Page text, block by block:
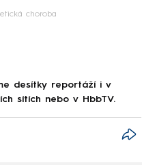
choroba
desítky reportáží i v
sítích nebo v HbbTV.